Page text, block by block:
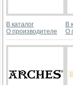
В каталог
О производителе
В
О